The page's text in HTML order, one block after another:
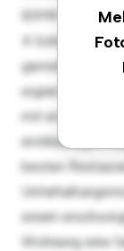
10999
4
gemütlichen
eignet sich
mit
erstklassigen
besten
einem
Wohnung eine